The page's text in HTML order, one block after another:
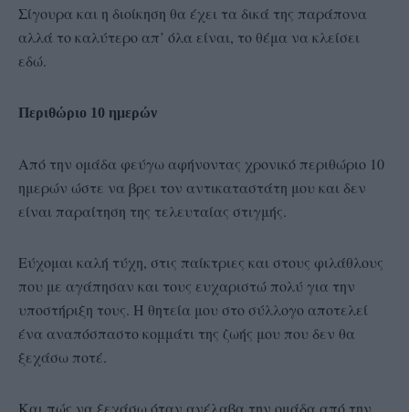
Σίγουρα και η διοίκηση θα έχει τα δικά της παράπονα
αλλά το καλύτερο απ’ όλα είναι, το θέμα να κλείσει
εδώ.
Περιθώριο 10 ημερών
Από την ομάδα φεύγω αφήνοντας χρονικό περιθώριο 10
ημερών ώστε να βρει τον αντικαταστάτη μου και δεν
είναι παραίτηση της τελευταίας στιγμής.
Εύχομαι καλή τύχη, στις παίκτριες και στους φιλάθλους
που με αγάπησαν και τους ευχαριστώ πολύ για την
υποστήριξη τους. Η θητεία μου στο σύλλογο αποτελεί
ένα αναπόσπαστο κομμάτι της ζωής μου που δεν θα
ξεχάσω ποτέ.
Και πώς να ξεχάσω όταν ανέλαβα την ομάδα από την